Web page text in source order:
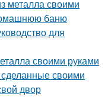
металла своими
баню
для
своими руками
своими
двор